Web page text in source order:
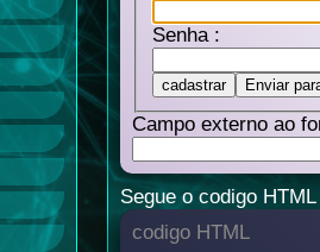
Senha :
Campo externo ao
Segue o codigo
codigo HTML